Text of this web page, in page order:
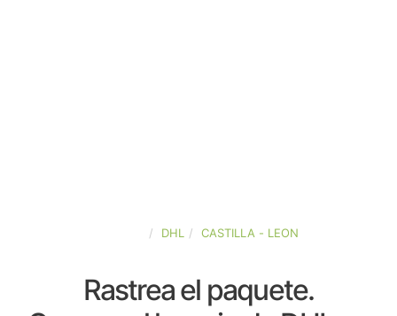
DHL CASTILLA - LEON
Rastrea el paquete.